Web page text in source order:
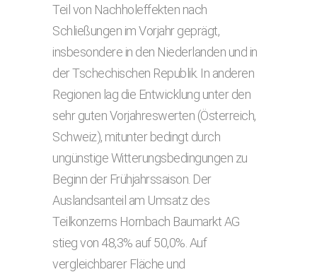
Teil von Nachholeffekten nach
Schließungen im Vorjahr geprägt,
insbesondere in den Niederlanden und in
der Tschechischen Republik. In anderen
Regionen lag die Entwicklung unter den
sehr guten Vorjahreswerten (Österreich,
Schweiz), mitunter bedingt durch
ungünstige Witterungsbedingungen zu
Beginn der Frühjahrssaison. Der
Auslandsanteil am Umsatz des
Teilkonzerns Hornbach Baumarkt AG
stieg von 48,3% auf 50,0%. Auf
vergleichbarer Fläche und